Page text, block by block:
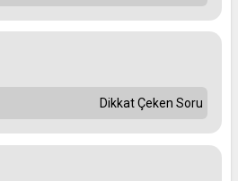
Dikkat Çeken Soru